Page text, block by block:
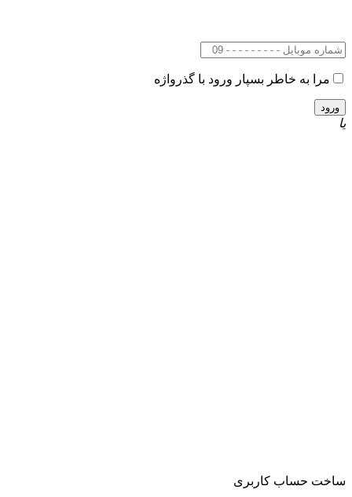
مرا به خاطر بسپار ورود با گذرواژه
یا
ساخت حساب کاربری